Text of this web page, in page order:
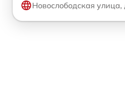
Новослободская улица,